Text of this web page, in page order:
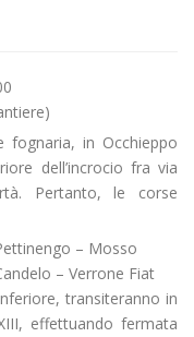
fognaria, in Occhieppo
dell’incrocio fra via
Pertanto, le corse
– Mosso
– Verrone Fiat
transiteranno in
effettuando fermata